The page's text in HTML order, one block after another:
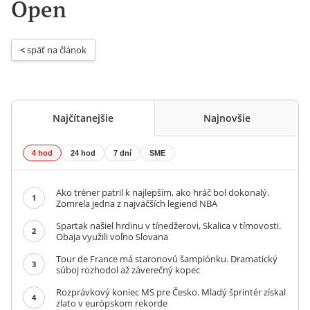
Open
< späť na článok
Najčítanejšie Najnovšie
4 hod 24 hod 7 dní SME
1
Ako tréner patril k najlepším, ako hráč bol dokonalý.
Zomrela jedna z najväčších legiend NBA
2
Spartak našiel hrdinu v tínedžerovi, Skalica v tímovosti.
Obaja využili voľno Slovana
3
Tour de France má staronovú šampiónku. Dramatický
súboj rozhodol až záverečný kopec
4
Rozprávkový koniec MS pre Česko. Mladý šprintér získal
zlato v európskom rekorde